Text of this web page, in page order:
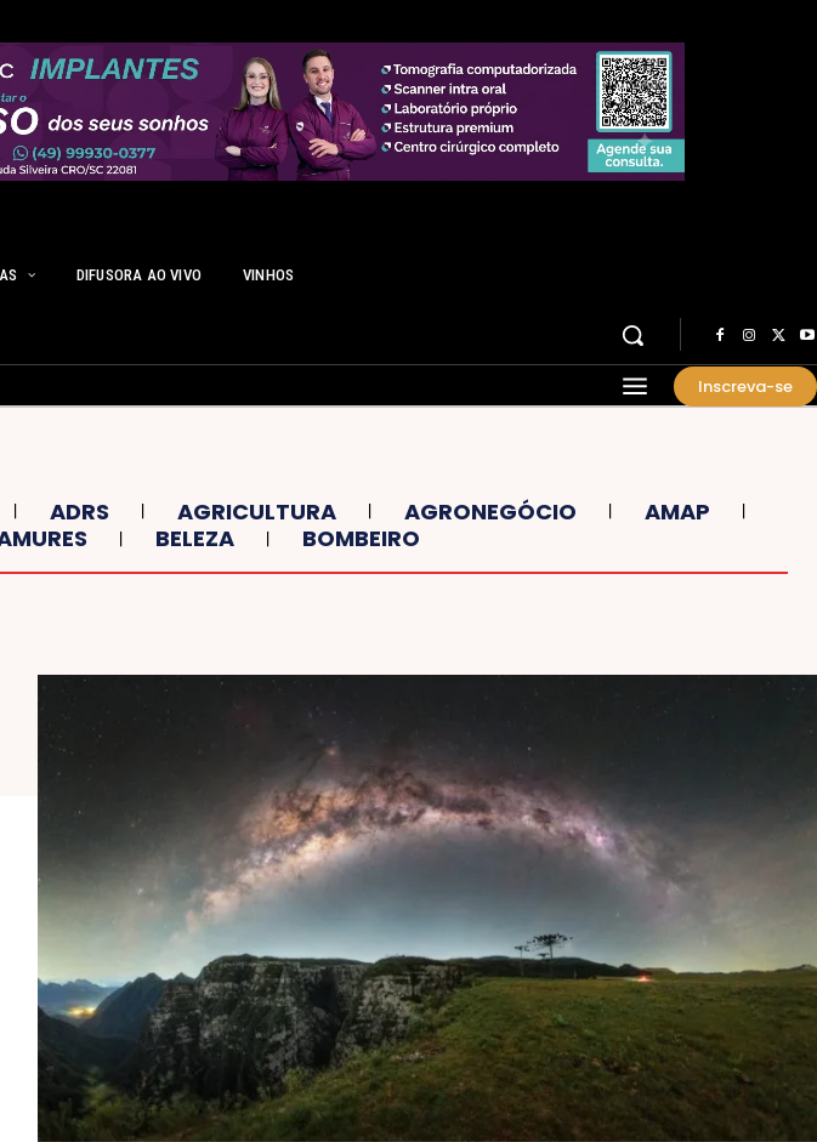
DIFUSORA AO VIVO VINHOS
Inscreva-se
ADRS AGRICULTURA AGRONEGÓCIO
AMAP
BELEZA BOMBEIRO